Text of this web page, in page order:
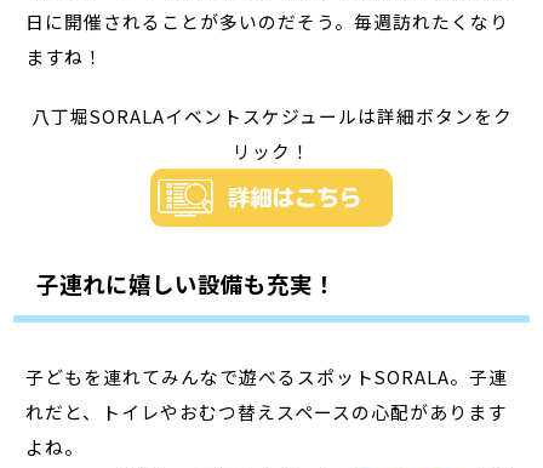
日に開催されることが多いのだそう。毎週訪れたくなり
ますね！
八丁堀SORALAイベントスケジュールは詳細ボタンをク
リック！
子連れに嬉しい設備も充実！
子どもを連れてみんなで遊べるスポットSORALA。子連
れだと、トイレやおむつ替えスペースの心配があります
よね。